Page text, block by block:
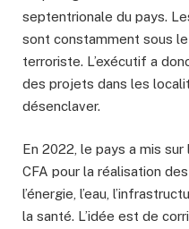
septentrionale du pays.
sont constamment sous
terroriste. L’exécutif a
des projets dans les
désenclaver.
En 2022, le pays a mis
CFA pour la réalisation
l’énergie, l’eau,
la santé. L’idée est de